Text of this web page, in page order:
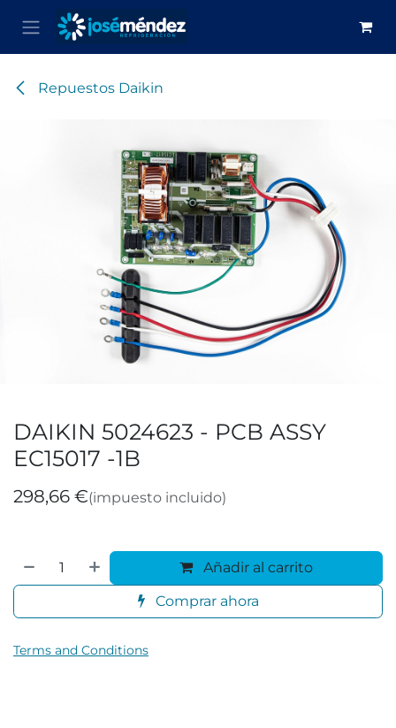
Ir al contenido
Repuestos Daikin
DAIKIN 5024623 - PCB ASSY
EC15017 -1B
298,66 €(impuesto incluido)
Añadir al carrito
Comprar ahora
Terms and Conditions